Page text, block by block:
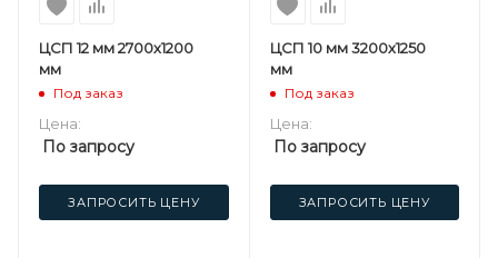
ЦСП 12 мм 2700х1200
мм
Под заказ
Цена:
По запросу
ЗАПРОСИТЬ ЦЕНУ
ЦСП 10 мм 3200х1250
мм
Под заказ
Цена:
По запросу
ЗАПРОСИТЬ ЦЕНУ